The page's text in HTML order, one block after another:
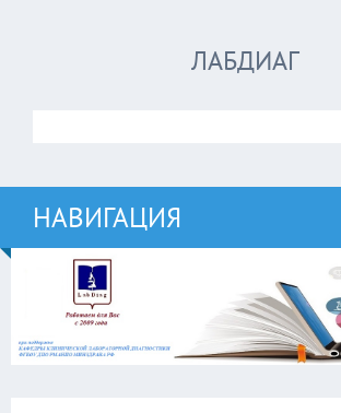
ЛАБДИАГ
НАВИГАЦИЯ